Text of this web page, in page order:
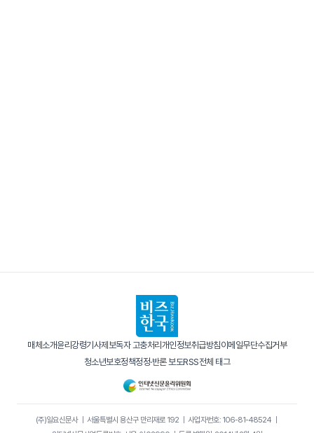
매체소개윤리강령기사제보독자 고충처리 개인정보취급방침이메일무단수집거부
청소년보호정책정정·반론 보도RSS전체 태그
(주)일요신문사｜ 서울특별시 용산구 만리재로 192｜ 사업자번호: 106-81-48524｜